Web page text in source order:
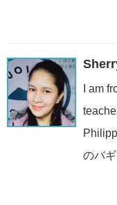
I am
のバ